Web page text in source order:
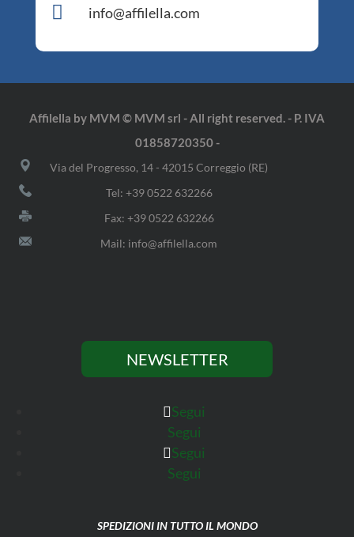
 info@affilella.com
Affilella by MVM © MVM srl - All right reserved. - P. IVA
01858720350 -
Via del Progresso, 14 - 42015 Correggio (RE)
Tel: +39 0522 632266
Fax: +39 0522 632266
Mail: info@affilella.com
NEWSLETTER
Segui
Segui
Segui
Segui
SPEDIZIONI IN TUTTO IL MONDO